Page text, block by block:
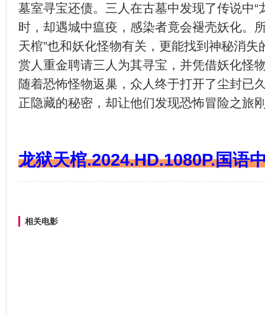
墓室寻宝还债。三人在古墓中发现了传说中“
时，却遇城中瘟疫，感染者竟会褪壳妖化。
天棺”也和妖化怪物有关，更能找到神秘消失
赏人重金聘请三人为其寻宝，并凭借妖化怪
随着恐怖怪物返巢，众人终于打开了尘封已
正隐藏的秘密，却让他们发现恐怖冒险之
龙狱天棺.2024.HD.1080P.国语
相关电影